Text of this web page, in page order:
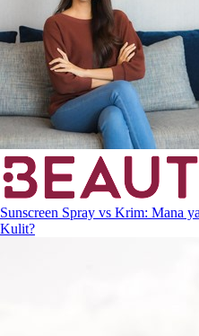
Sunscreen Spray vs Krim: Mana
Kulit?